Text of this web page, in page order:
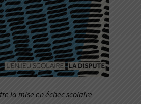
la mise en échec scolaire